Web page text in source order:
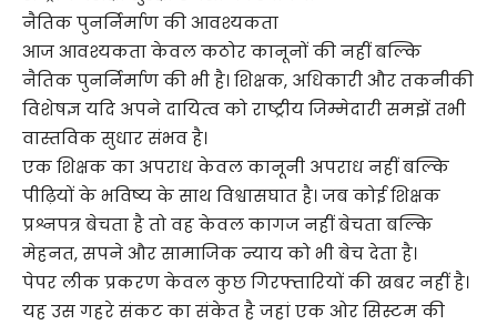
नैतिक पुनर्निर्माण की आवश्यकता
आज आवश्यकता केवल कठोर कानूनों की नहीं बल्कि
नैतिक पुनर्निर्माण की भी है। शिक्षक, अधिकारी और तकनीकी
विशेषज्ञ यदि अपने दायित्व को राष्ट्रीय जिम्मेदारी समझें तभी
वास्तविक सुधार संभव है।
एक शिक्षक का अपराध केवल कानूनी अपराध नहीं बल्कि
पीढ़ियों के भविष्य के साथ विश्वासघात है। जब कोई शिक्षक
प्रश्नपत्र बेचता है तो वह केवल कागज नहीं बेचता बल्कि
मेहनत, सपने और सामाजिक न्याय को भी बेच देता है।
पेपर लीक प्रकरण केवल कुछ गिरफ्तारियों की खबर नहीं है।
यह उस गहरे संकट का संकेत है जहां एक ओर सिस्टम की